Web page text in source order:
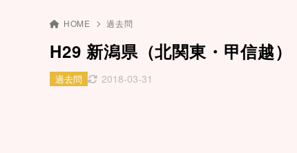
HOME 過去問
H29 新潟県（北関東・甲信越
2018-03-31
過去問